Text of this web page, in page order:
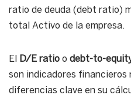
ratio de deuda (debt ratio)
total Activo de la empresa.
El D/E ratio o debt-to-
son indicadores financieros
diferencias clave en su